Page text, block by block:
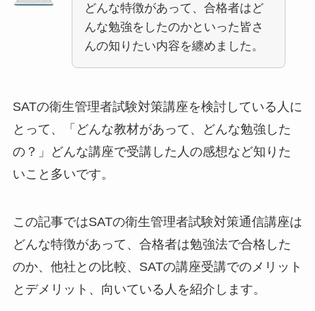
どんな特徴があって、合格者はど
んな勉強をしたのかといった皆さ
んの知りたい内容を纏めました。
SATの衛生管理者試験対策講座を検討している人に
とって、「どんな教材があって、どんな勉強した
の？」どんな講座で受講した人の感想など知りた
いこと多いです。
この記事ではSATの衛生管理者試験対策通信講座は
どんな特徴があって、合格者は勉強法で合格した
のか、他社との比較、SATの講座受講でのメリット
とデメリット、向いている人を紹介します。